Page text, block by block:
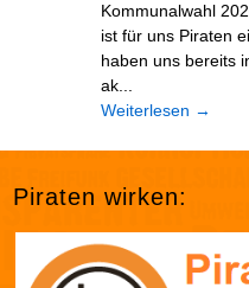
Kommunalwahl
ist für uns Piraten
haben uns bereits
ak...
Weiterlesen →
Piraten wirken: